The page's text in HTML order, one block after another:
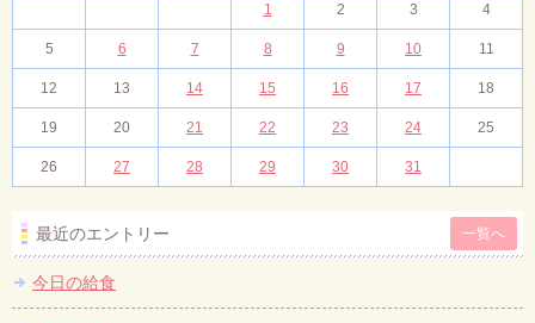
1 2 3 4
5 6 7 8 9 10 11
12 13 14 15 16 17 18
19 20 21 22 23 24 25
26 27 28 29 30 31
最近のエントリー 一覧へ
今日の給食